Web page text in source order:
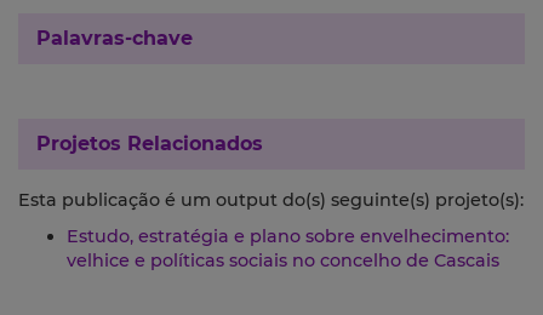
Palavras-chave
Projetos Relacionados
Esta publicação é um output do(s) seguinte(s) projeto(s):
Estudo, estratégia e plano sobre envelhecimento:
velhice e políticas sociais no concelho de Cascais